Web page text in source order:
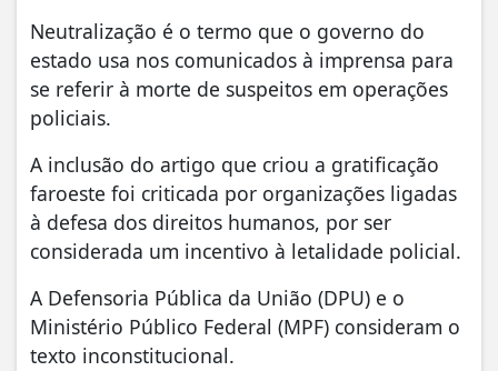
Neutralização é o termo que o governo do
estado usa nos comunicados à imprensa para
se referir à morte de suspeitos em operações
policiais.
A inclusão do artigo que criou a gratificação
faroeste foi criticada por organizações ligadas
à defesa dos direitos humanos, por ser
considerada um incentivo à letalidade policial.
A Defensoria Pública da União (DPU) e o
Ministério Público Federal (MPF) consideram o
texto inconstitucional.